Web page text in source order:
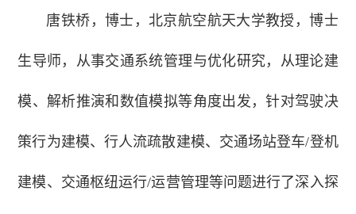
唐铁桥，博士，北京航空航天大学教授，博士
生导师，从事交通系统管理与优化研究，从理论建
模、解析推演和数值模拟等角度出发，针对驾驶决
策行为建模、行人流疏散建模、交通场站登车/登机
建模、交通枢纽运行/运营管理等问题进行了深入探